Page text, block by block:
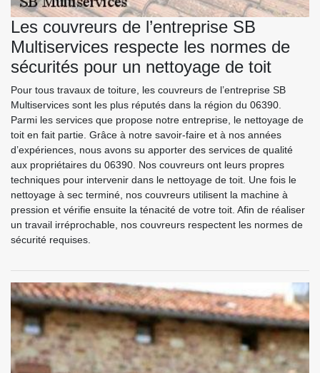
Les couvreurs de l’entreprise SB
Multiservices respecte les normes de
sécurités pour un nettoyage de toit
Pour tous travaux de toiture, les couvreurs de l’entreprise SB
Multiservices sont les plus réputés dans la région du 06390.
Parmi les services que propose notre entreprise, le nettoyage de
toit en fait partie. Grâce à notre savoir-faire et à nos années
d’expériences, nous avons su apporter des services de qualité
aux propriétaires du 06390. Nos couvreurs ont leurs propres
techniques pour intervenir dans le nettoyage de toit. Une fois le
nettoyage à sec terminé, nos couvreurs utilisent la machine à
pression et vérifie ensuite la ténacité de votre toit. Afin de réaliser
un travail irréprochable, nos couvreurs respectent les normes de
sécurité requises.